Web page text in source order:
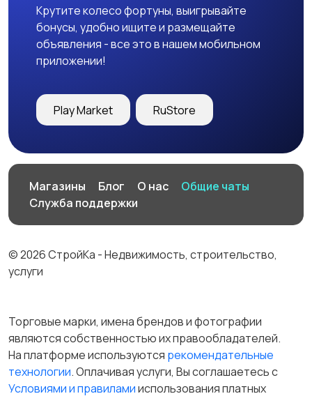
Крутите колесо фортуны, выигрывайте
бонусы, удобно ищите и размещайте
объявления - все это в нашем мобильном
приложении!
Play Market RuStore
Магазины Блог О нас
Общие чаты
Служба поддержки
© 2026 СтройКа - Недвижимость, строительство,
услуги
Торговые марки, имена брендов и фотографии
являются собственностью их правообладателей.
На платформе используются рекомендательные
технологии. Оплачивая услуги, Вы соглашаетесь c
Условиями и правиламииспользования платных